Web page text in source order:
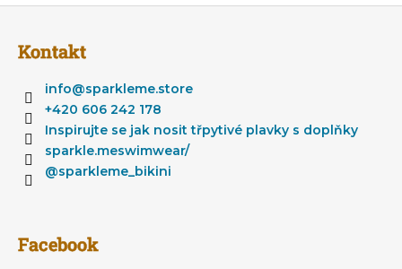
Kontakt
info@sparkleme.store
+420 606 242 178
Inspirujte se jak nosit třpytivé plavky s doplňky
sparkle.meswimwear/
@sparkleme_bikini
Facebook